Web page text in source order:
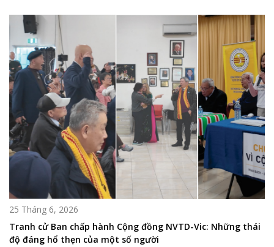
25 Tháng 6, 2026
Tranh cử Ban chấp hành Cộng đồng NVTD-Vic: Những thái
độ đáng hổ thẹn của một số người